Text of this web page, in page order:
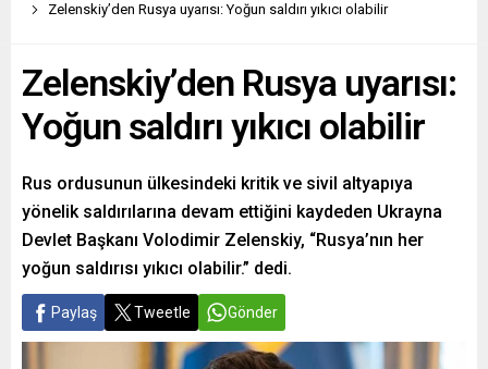
Zelenskiy’den Rusya uyarısı: Yoğun saldırı yıkıcı olabilir
Zelenskiy’den Rusya uyarısı:
Yoğun saldırı yıkıcı olabilir
Rus ordusunun ülkesindeki kritik ve sivil altyapıya
yönelik saldırılarına devam ettiğini kaydeden Ukrayna
Devlet Başkanı Volodimir Zelenskiy, “Rusya’nın her
yoğun saldırısı yıkıcı olabilir.” dedi.
Paylaş Tweetle Gönder